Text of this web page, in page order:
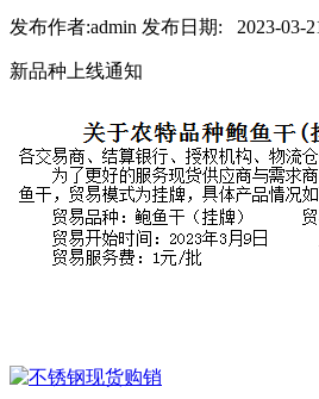
发布作者:admin 发布日期: 2023-03-
新品种上线通知